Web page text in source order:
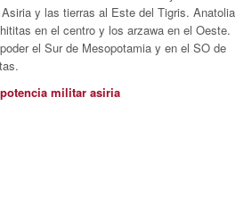
y las tierras al Este del Tigris. Anatolia
en el centro y los arzawa en el Oeste.
el Sur de Mesopotamia y en el SO de
militar asiria